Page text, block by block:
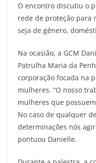
O encontro discutiu o
rede de proteção para
seja de gênero,
Na ocasião, a GCM
Patrulha Maria da
corporação focada na
mulheres. “O nosso
mulheres que
No caso de qualquer
determinações nós
pontuou Danielle.